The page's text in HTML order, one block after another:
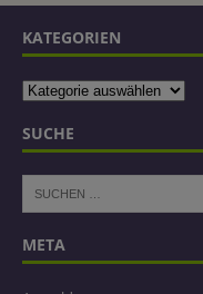
KATEGORIEN
SUCHE
META